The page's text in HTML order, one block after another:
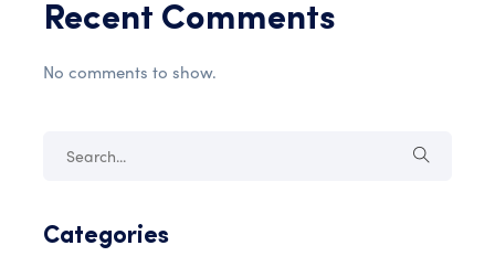
Recent Comments
No comments to show.
Categories